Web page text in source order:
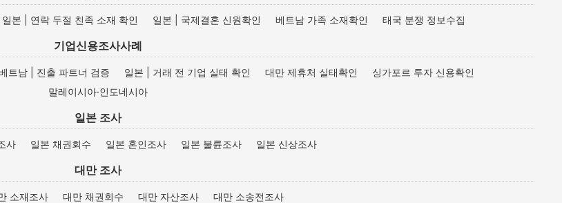
일본 | 연락 두절 친족 소재 확인 일본 | 국제결혼 신원확인 베트남 가족 소재확인 태국 분쟁 정보수집
기업신용조사사례
트남 | 진출 파트너 검증 일본 | 거래 전 기업 실태 확인 대만 제휴처 실태확인
싱가포르 투자 신용확인
말레이시아·인도네시아
일본 조사
사 일본 채권회수 일본 혼인조사 일본 불륜조사 일본 신상조사
대만 조사
소재조사 대만 채권회수 대만 자산조사 대만 소송전조사